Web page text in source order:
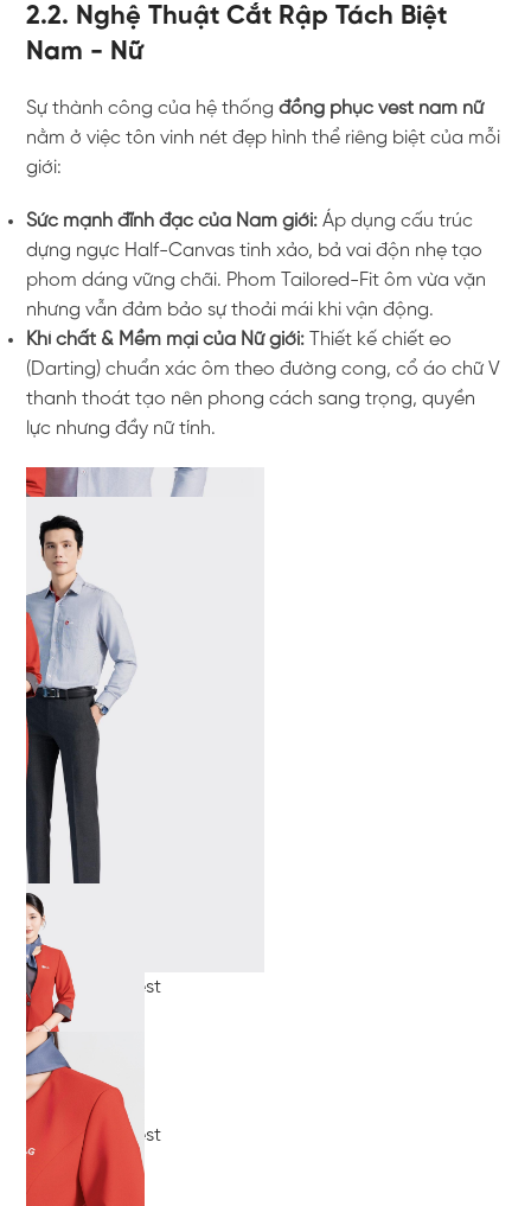
2.2. Nghệ Thuật Cắt Rập Tách Biệt
Nam - Nữ
Sự thành công của hệ thốngđồng phục vest nam nữ
nằm ở việc tôn vinh nét đẹp hình thể riêng biệt của mỗi
giới:
Sức mạnh đĩnh đạc của Nam giới: Áp dụng cấu trúc
dựng ngực Half-Canvas tinh xảo, bả vai độn nhẹ tạo
phom dáng vững chãi. Phom Tailored-Fit ôm vừa vặn
nhưng vẫn đảm bảo sự thoải mái khi vận động.
Khí chất & Mềm mại của Nữ giới: Thiết kế chiết eo
(Darting) chuẩn xác ôm theo đường cong, cổ áo chữ V
thanh thoát tạo nên phong cách sang trọng, quyền
lực nhưng đầy nữ tính.
đồng phục vest
đồng phục vest
đồng phục vest